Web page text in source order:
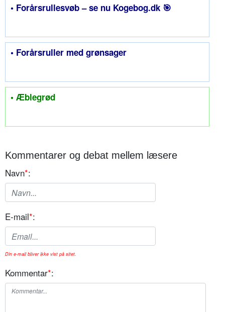
• Forårsrullesvøb – se nu Kogebog.dk 🎯
• Forårsruller med grønsager
• Æblegrød
Kommentarer og debat mellem læsere
Navn*:
E-mail*:
Din e-mail bliver ikke vist på sitet.
Kommentar*: